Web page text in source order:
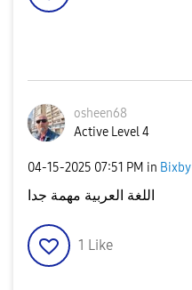
osheen68
Active Level 4
‎04-15-2025 07:51 PM in Bixby
اللغة العربية مهمة جدا
1 Like